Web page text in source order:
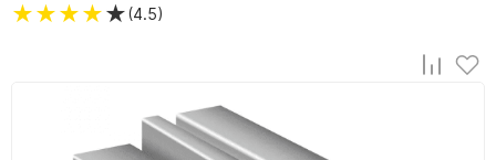
★★★★★(4.5)